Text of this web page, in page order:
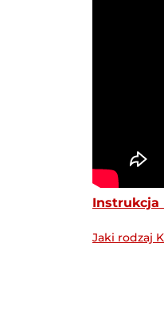
Instrukcja
Jaki rodzaj